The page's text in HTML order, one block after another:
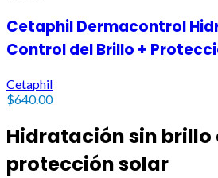
Cetaphil Dermacontrol
Control del Brillo +
Cetaphil
$640.00
Hidratación sin brillo
protección solar